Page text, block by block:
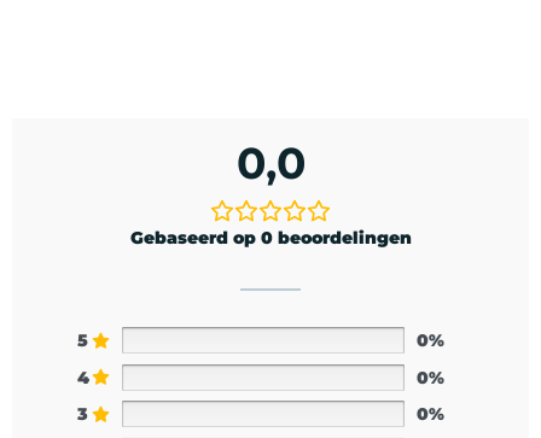
0,0
Gebaseerd op 0 beoordelingen
5
0%
4
0%
3
0%